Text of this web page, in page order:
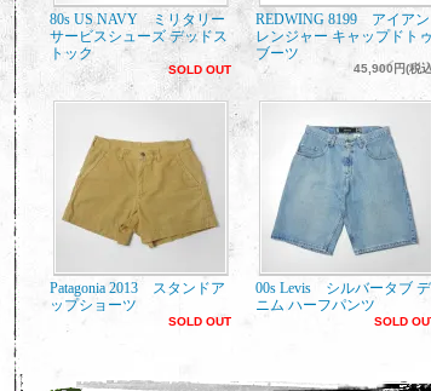
80s US NAVY ミリタリー
サービスシューズ デッドス
トック
SOLD OUT
REDWING 8199 アイアン
レンジャー キャップドトゥ
ブーツ
45,900円(税
Patagonia 2013 スタンドア
ップショーツ
SOLD OUT
00s Levis シルバータブ デ
ニム ハーフパンツ
SOLD